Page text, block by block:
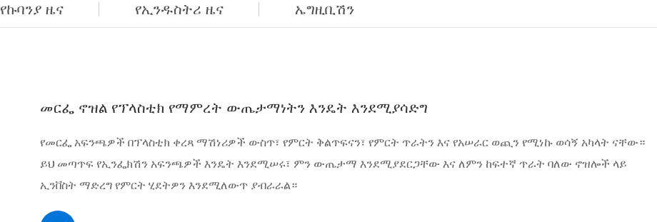
የኩባንያ ዜና የኢንዱስትሪ ዜና ኤግዚቢሽን
መርፌ ኖዝል የፕላስቲክ የማምረት ውጤታማነትን እንዴት እንደሚያሳድግ
የመርፌ አፍንጫዎች በፕላስቲክ ቀረጻ ማሽነሪዎች ውስጥ፣ የምርት ቅልጥፍናን፣ የምርት ጥራትን እና የአሠራር ወጪን የሚነኩ ወሳኝ አካላት ናቸው።
ይህ መጣጥፍ የኢንፌክሽን አፍንጫዎች እንዴት እንደሚሠሩ፣ ምን ውጤታማ እንደሚያደርጋቸው እና ለምን ከፍተኛ ጥራት ባለው ኖዝሎች ላይ
ኢንቨስት ማድረግ የምርት ሂደትዎን እንደሚለውጥ ያብራራል።